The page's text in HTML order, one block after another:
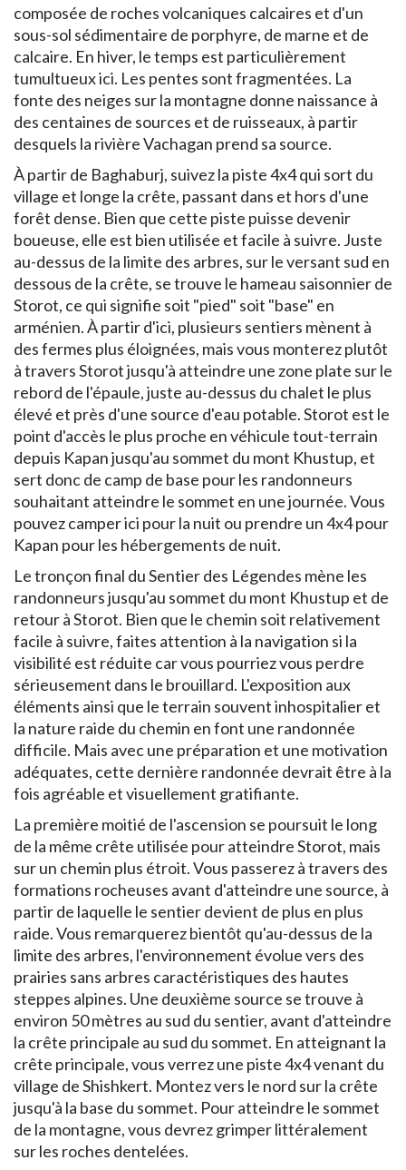
composée de roches volcaniques calcaires et d'un
sous-sol sédimentaire de porphyre, de marne et de
calcaire. En hiver, le temps est particulièrement
tumultueux ici. Les pentes sont fragmentées. La
fonte des neiges sur la montagne donne naissance à
des centaines de sources et de ruisseaux, à partir
desquels la rivière Vachagan prend sa source.
À partir de Baghaburj, suivez la piste 4x4 qui sort du
village et longe la crête, passant dans et hors d'une
forêt dense. Bien que cette piste puisse devenir
boueuse, elle est bien utilisée et facile à suivre. Juste
au-dessus de la limite des arbres, sur le versant sud en
dessous de la crête, se trouve le hameau saisonnier de
Storot, ce qui signifie soit "pied" soit "base" en
arménien. À partir d'ici, plusieurs sentiers mènent à
des fermes plus éloignées, mais vous monterez plutôt
à travers Storot jusqu'à atteindre une zone plate sur le
rebord de l'épaule, juste au-dessus du chalet le plus
élevé et près d'une source d'eau potable. Storot est le
point d'accès le plus proche en véhicule tout-terrain
depuis Kapan jusqu'au sommet du mont Khustup, et
sert donc de camp de base pour les randonneurs
souhaitant atteindre le sommet en une journée. Vous
pouvez camper ici pour la nuit ou prendre un 4x4 pour
Kapan pour les hébergements de nuit.
Le tronçon final du Sentier des Légendes mène les
randonneurs jusqu'au sommet du mont Khustup et de
retour à Storot. Bien que le chemin soit relativement
facile à suivre, faites attention à la navigation si la
visibilité est réduite car vous pourriez vous perdre
sérieusement dans le brouillard. L'exposition aux
éléments ainsi que le terrain souvent inhospitalier et
la nature raide du chemin en font une randonnée
difficile. Mais avec une préparation et une motivation
adéquates, cette dernière randonnée devrait être à la
fois agréable et visuellement gratifiante.
La première moitié de l'ascension se poursuit le long
de la même crête utilisée pour atteindre Storot, mais
sur un chemin plus étroit. Vous passerez à travers des
formations rocheuses avant d'atteindre une source, à
partir de laquelle le sentier devient de plus en plus
raide. Vous remarquerez bientôt qu'au-dessus de la
limite des arbres, l'environnement évolue vers des
prairies sans arbres caractéristiques des hautes
steppes alpines. Une deuxième source se trouve à
environ 50 mètres au sud du sentier, avant d'atteindre
la crête principale au sud du sommet. En atteignant la
crête principale, vous verrez une piste 4x4 venant du
village de Shishkert. Montez vers le nord sur la crête
jusqu'à la base du sommet. Pour atteindre le sommet
de la montagne, vous devrez grimper littéralement
sur les roches dentelées.